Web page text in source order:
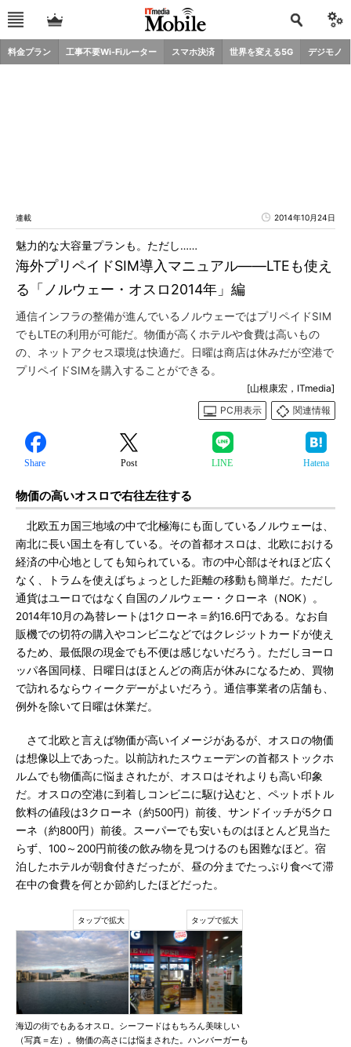
料金プラン 工事不要Wi-Fiルーター スマホ決済 世界を変える5G デジモノ
連載 2014年10月24日
海外プリペイドSIM導入マニュアル――LTEも使え
る「ノルウェー・オスロ2014年」編
魅力的な大容量プランも。ただし……
通信インフラの整備が進んでいるノルウェーではプリペイドSIM
でもLTEの利用が可能だ。物価が高くホテルや食費は高いもの
の、ネットアクセス環境は快適だ。日曜は商店は休みだが空港で
プリペイドSIMを購入することができる。
[山根康宏，ITmedia]
PC用表示
関連情報
Share Post LINE Hatena
物価の高いオスロで右往左往する
北欧五カ国三地域の中で北極海にも面しているノルウェーは、
南北に長い国土を有している。その首都オスロは、北欧における
経済の中心地としても知られている。市の中心部はそれほど広く
なく、トラムを使えばちょっとした距離の移動も簡単だ。ただし
通貨はユーロではなく自国のノルウェー・クローネ（NOK）。
2014年10月の為替レートは1クローネ＝約16.6円である。なお自
販機での切符の購入やコンビニなどではクレジットカードが使え
るため、最低限の現金でも不便は感じないだろう。ただしヨーロ
ッパ各国同様、日曜日はほとんどの商店が休みになるため、買物
で訪れるならウィークデーがよいだろう。通信事業者の店舗も、
例外を除いて日曜は休業だ。
さて北欧と言えば物価が高いイメージがあるが、オスロの物価
は想像以上であった。以前訪れたスウェーデンの首都ストックホ
ルムでも物価高に悩まされたが、オスロはそれよりも高い印象
だ。オスロの空港に到着しコンビニに駆け込むと、ペットボトル
飲料の値段は3クローネ（約500円）前後、サンドイッチが5クロ
ーネ（約800円）前後。スーパーでも安いものはほとんど見当た
らず、100～200円前後の飲み物を見つけるのも困難なほど。宿
泊したホテルが朝食付きだったが、昼の分までたっぷり食べて滞
在中の食費を何とか節約したほどだった。
海辺の街でもあるオスロ。シーフードはもちろん美味しい
（写真＝左）。物価の高さには悩まされた。ハンバーガーも